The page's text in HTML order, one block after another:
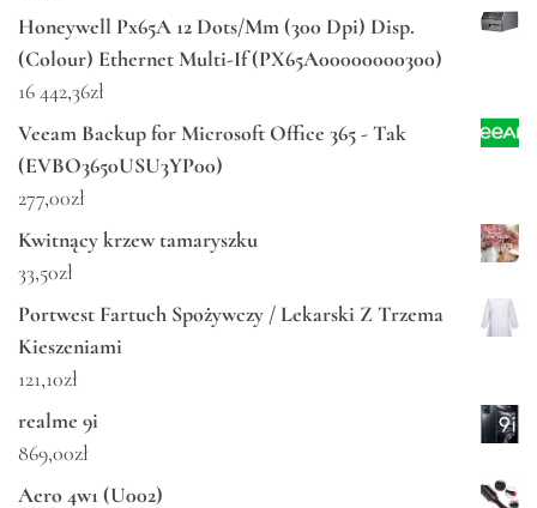
Honeywell Px65A 12 Dots/Mm (300 Dpi) Disp.
(Colour) Ethernet Multi-If (PX65A00000000300)
16 442,36zł
Veeam Backup for Microsoft Office 365 - Tak
(EVBO3650USU3YP00)
277,00zł
Kwitnący krzew tamaryszku
33,50zł
Portwest Fartuch Spożywczy / Lekarski Z Trzema
Kieszeniami
121,10zł
realme 9i
869,00zł
Aero 4w1 (U002)